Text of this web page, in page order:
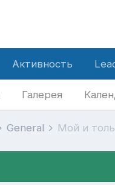
Галерея
Активность
General Мой и